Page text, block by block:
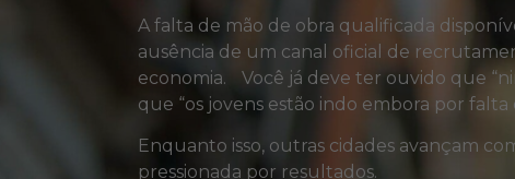
A falta de mão de obra qualificada
ausência de um canal oficial de
economia. Você já deve ter ouvido que
que “os jovens estão indo embora por
Enquanto isso, outras cidades avançam
pressionada por resultados.